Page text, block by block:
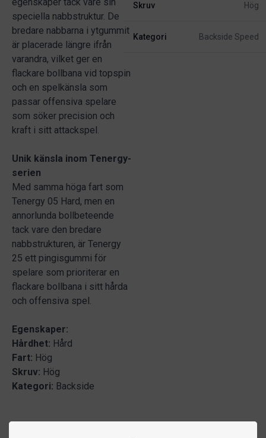
speciella nabbstruktur. De
bredare nabbarna i ytgummit
är placerade längre ifrån
varandra, vilket ger en
flackare bollbana vid topspin
och en spelkänsla som
passar offensiva spelare
som söker precision och
kraft i sitt attackspel.
Unik känsla inom Tenergy-
serien
Med samma höga fart som
Tenergy 05 Hard, men en
annorlunda bollbeteende
tack vare den bredare
nabbstrukturen, är Tenergy
25 ett pingisgummi för
spelare som prioriterar en
flackare bollbana i sitt hårda
och offensiva spel.
Egenskaper:
Hårdhet: Hård
Fart: Hög
Skruv: Hög
Kategori: Backside
Skruv Hög
Kategori Backside Speed